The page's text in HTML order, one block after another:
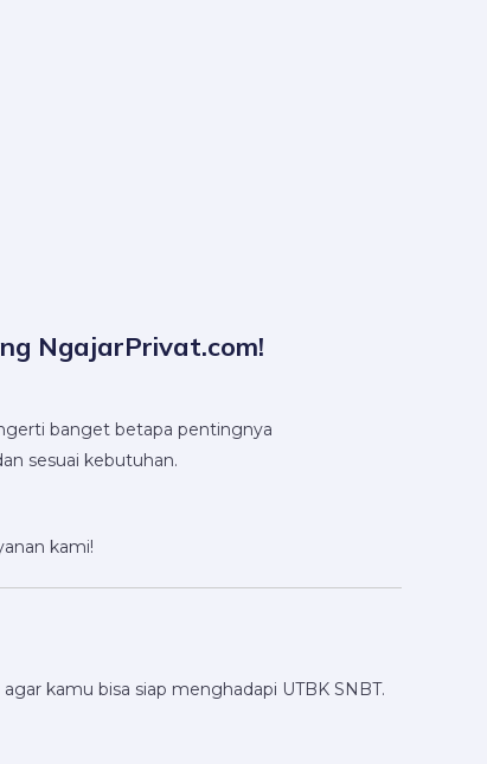
NgajarPrivat.com!
banget betapa pentingnya
sesuai kebutuhan.
kami!
kamu bisa siap menghadapi UTBK SNBT.